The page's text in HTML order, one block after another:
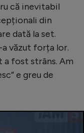
că inevitabil
din
dată la set.
văzut forța lor.
a fost strâns. Am
e greu de